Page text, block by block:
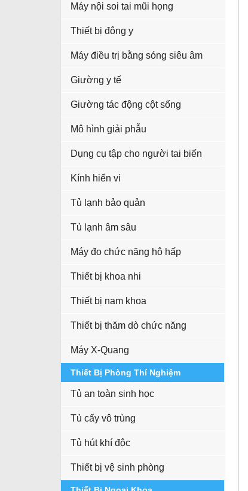
Máy nội soi tai mũi họng
Thiết bị đông y
Máy điều trị bằng sóng siêu âm
Giường y tế
Giường tác động cột sống
Mô hình giải phẫu
Dụng cụ tập cho người tai biến
Kính hiển vi
Tủ lạnh bảo quản
Tủ lạnh âm sâu
Máy đo chức năng hô hấp
Thiết bị khoa nhi
Thiết bị nam khoa
Thiết bị thăm dò chức năng
Máy X-Quang
Thiết Bị Phòng Thí Nghiệm
Tủ an toàn sinh học
Tủ cấy vô trùng
Tủ hút khí độc
Thiết bị vệ sinh phòng